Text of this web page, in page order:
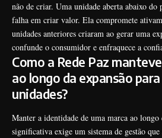
não de criar. Uma unidade aberta abaixo do
falha em criar valor. Ela compromete
unidades anteriores criaram ao gerar uma
confunde o consumidor e enfraquece a
Como a Rede Paz
ao longo da expansão
unidades?
Manter a identidade de uma marca ao longo
significativa exige um sistema de gestão